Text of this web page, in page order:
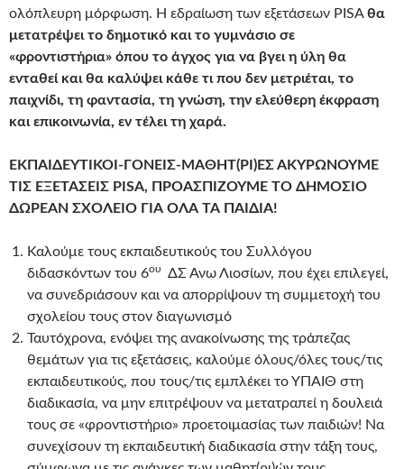
ολόπλευρη μόρφωση. Η εδραίωση των εξετάσεων PISAθα
μετατρέψει το δημοτικό και το γυμνάσιο σε
«φροντιστήρια» όπου το άγχος για να βγει η ύλη θα
ενταθεί και θα καλύψει κάθε τι που δεν μετριέται, το
παιχνίδι, τη φαντασία, τη γνώση, την ελεύθερη έκφραση
και επικοινωνία, εν τέλει τη χαρά.
ΕΚΠΑΙΔΕΥΤΙΚΟΙ-ΓΟΝΕΙΣ-ΜΑΘΗΤ(ΡΙ)ΕΣ ΑΚΥΡΩΝΟΥΜΕ
ΤΙΣ ΕΞΕΤΑΣΕΙΣ PISA, ΠΡΟΑΣΠΙΖΟΥΜΕ ΤΟ ΔΗΜΟΣΙΟ
ΔΩΡΕΑΝ ΣΧΟΛΕΙΟ ΓΙΑ ΟΛΑ ΤΑ ΠΑΙΔΙΑ!
Καλούμε τους εκπαιδευτικούς του Συλλόγου
διδασκόντων του 6ου
ΔΣ Άνω Λιοσίων, που έχει επιλεγεί,
να συνεδριάσουν και να απορρίψουν τη συμμετοχή του
σχολείου τους στον διαγωνισμό
Ταυτόχρονα, ενόψει της ανακοίνωσης της τράπεζας
θεμάτων για τις εξετάσεις, καλούμε όλους/όλες τους/τις
εκπαιδευτικούς, που τους/τις εμπλέκει το ΥΠΑΙΘ στη
διαδικασία, να μην επιτρέψουν να μετατραπεί η δουλειά
τους σε «φροντιστήριο» προετοιμασίας των παιδιών! Να
συνεχίσουν τη εκπαιδευτική διαδικασία στην τάξη τους,